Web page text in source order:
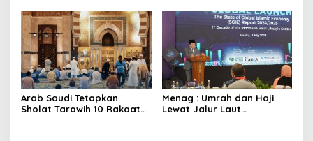
di Lombok Barat
Arab Saudi Tetapkan
Sholat Tarawih 10 Rakaat
Menag : Umrah dan Haji
Lewat Jalur Laut